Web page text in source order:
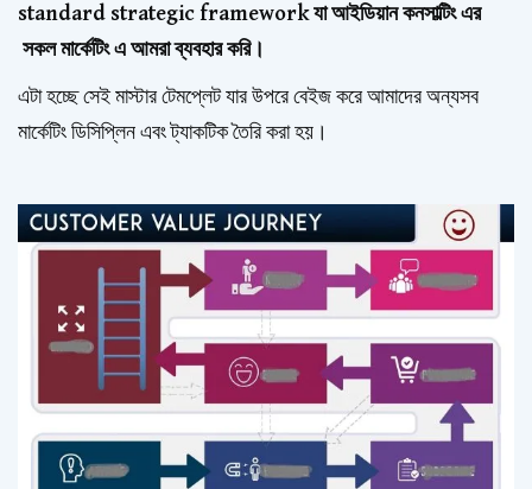
standard strategic framework যা আইডিয়ান কনসাল্টিং এর
সকল মার্কেটিং এ আমরা ব্যবহার করি।
এটা হচ্ছে সেই মাস্টার টেমপ্লেট যার উপরে বেইজ করে আমাদের অন্যসব
মার্কেটিং ডিসিপ্লিন এবং ট্যাকটিক তৈরি করা হয়।